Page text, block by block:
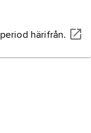
härifrån.